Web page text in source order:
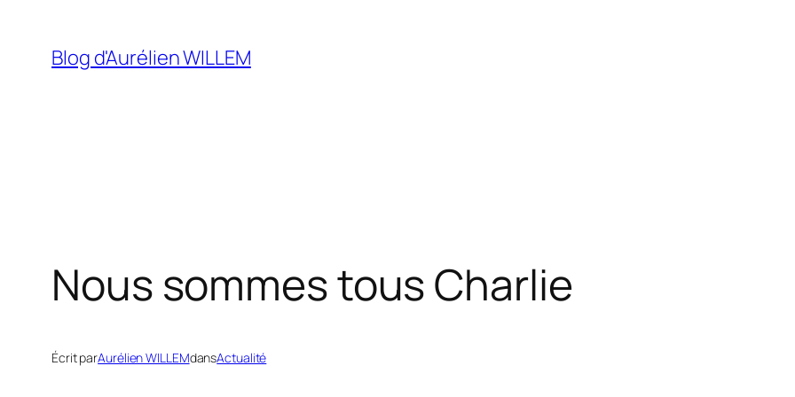
contenu
Blog d'Aurélien WILLEM
Nous sommes tous Charlie
Écrit parAurélien WILLEMdansActualité